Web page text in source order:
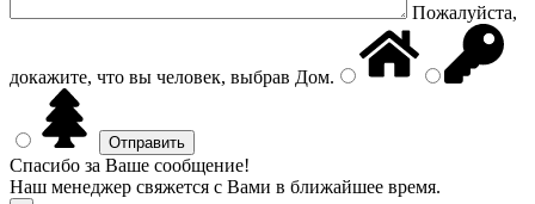
Пожалуйста,
докажите, что вы человек, выбрав Дом.
Спасибо за Ваше сообщение!
Наш менеджер свяжется с Вами в ближайшее время.